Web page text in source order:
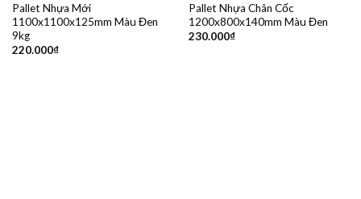
Pallet Nhựa Mới
1100x1100x125mm Màu Đen
9kg
220.000₫
Pallet Nhựa Chân Cốc
1200x800x140mm Màu Đen
230.000₫